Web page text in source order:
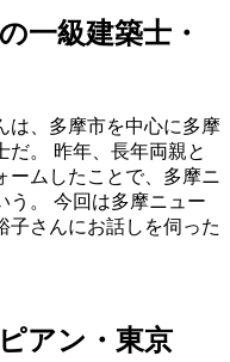
一級建築士・
は、多摩市を中心に多摩
だ。 昨年、長年両親と
ームしたことで、多摩ニ
う。 今回は多摩ニュー
子さんにお話しを伺った
アン・東京